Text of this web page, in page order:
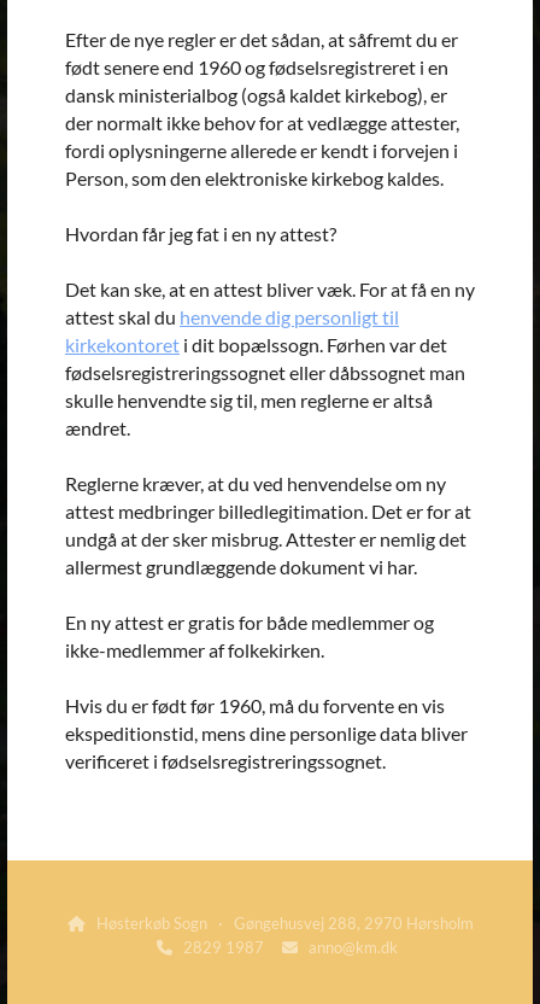
Efter de nye regler er det sådan, at såfremt du er
født senere end 1960 og fødselsregistreret i en
dansk ministerialbog (også kaldet kirkebog), er
der normalt ikke behov for at vedlægge attester,
fordi oplysningerne allerede er kendt i forvejen i
Person, som den elektroniske kirkebog kaldes.
Hvordan får jeg fat i en ny attest?
Det kan ske, at en attest bliver væk. For at få en ny
attest skal du henvende dig personligt til
kirkekontoret i dit bopælssogn. Førhen var det
fødselsregistreringssognet eller dåbssognet man
skulle henvendte sig til, men reglerne er altså
ændret.
Reglerne kræver, at du ved henvendelse om ny
attest medbringer billedlegitimation. Det er for at
undgå at der sker misbrug. Attester er nemlig det
allermest grundlæggende dokument vi har.
En ny attest er gratis for både medlemmer og
ikke-medlemmer af folkekirken.
Hvis du er født før 1960, må du forvente en vis
ekspeditionstid, mens dine personlige data bliver
verificeret i fødselsregistreringssognet.
Høsterkøb Sogn · Gøngehusvej 288, 2970 Hørsholm
 2829 1987  anno@km.dk